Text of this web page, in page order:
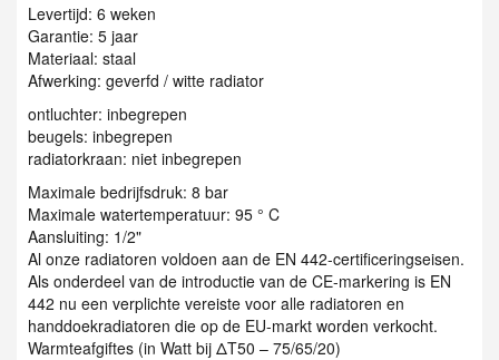
Levertijd: 6 weken
Garantie: 5 jaar
Materiaal: staal
Afwerking: geverfd / witte radiator
ontluchter: inbegrepen
beugels: inbegrepen
radiatorkraan: niet inbegrepen
Maximale bedrijfsdruk: 8 bar
Maximale watertemperatuur: 95 ° C
Aansluiting: 1/2"
Al onze radiatoren voldoen aan de EN 442-certificeringseisen.
Als onderdeel van de introductie van de CE-markering is EN
442 nu een verplichte vereiste voor alle radiatoren en
handdoekradiatoren die op de EU-markt worden verkocht.
Warmteafgiftes (in Watt bij ΔT50 – 75/65/20)